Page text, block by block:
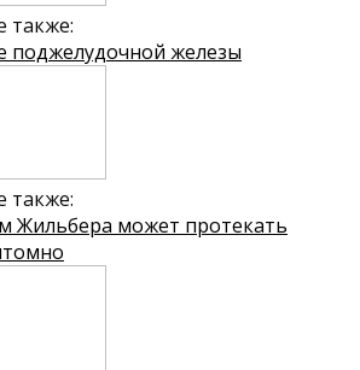
также:
поджелудочной железы
также:
Жильбера может протекать